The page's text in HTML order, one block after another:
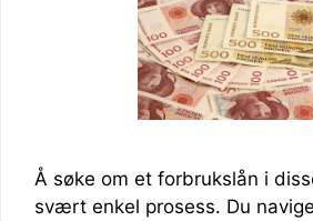
Å søke om et forbrukslån i
svært enkel prosess. Du